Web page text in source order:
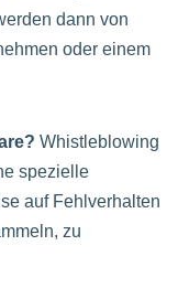
dann von
oder einem
Whistleblowing
spezielle
auf Fehlverhalten
zu